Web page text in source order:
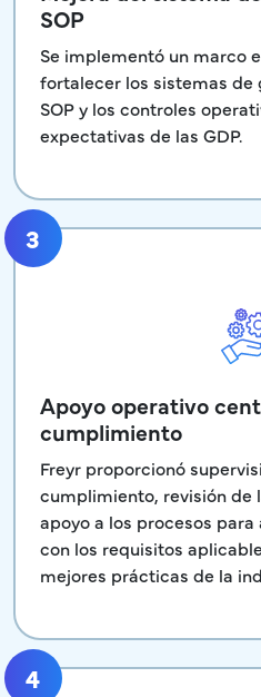
SOP
Se implementó un marco
fortalecer los sistemas de
SOP y los controles
expectativas de las GDP.
3
Apoyo operativo
cumplimiento
Freyr proporcionó
cumplimiento, revisión de
apoyo a los procesos
con los requisitos
mejores prácticas de la
4